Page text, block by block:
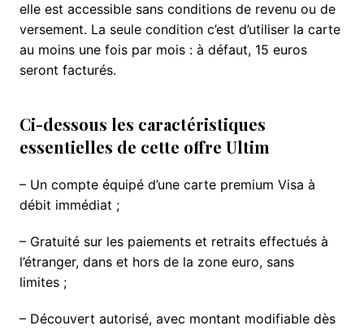
elle est accessible sans conditions de revenu ou de
versement. La seule condition c’est d’utiliser la carte
au moins une fois par mois : à défaut, 15 euros
seront facturés.
Ci-dessous les caractéristiques
essentielles de cette offre Ultim
– Un compte équipé d’une carte premium Visa à
débit immédiat ;
– Gratuité sur les paiements et retraits effectués à
l’étranger, dans et hors de la zone euro, sans
limites ;
– Découvert autorisé, avec montant modifiable dès